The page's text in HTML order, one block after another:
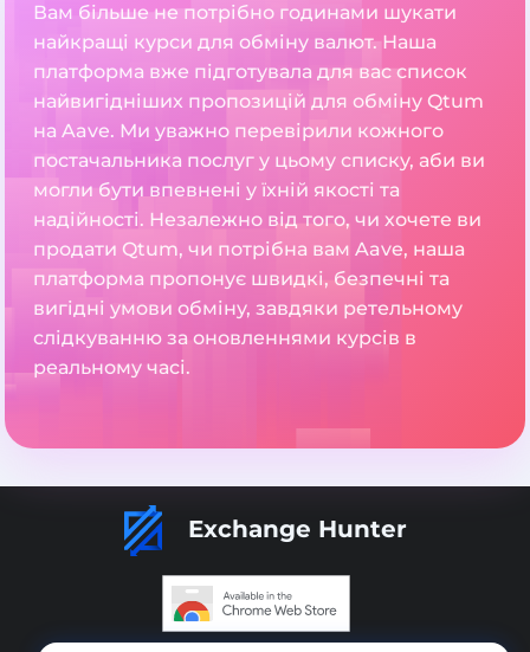
Вам більше не потрібно годинами шукати
найкращі курси для обміну валют. Наша
платформа вже підготувала для вас список
найвигідніших пропозицій для обміну Qtum
на Aave. Ми уважно перевірили кожного
постачальника послуг у цьому списку, аби ви
могли бути впевнені у їхній якості та
надійності. Незалежно від того, чи хочете ви
продати Qtum, чи потрібна вам Aave, наша
платформа пропонує швидкі, безпечні та
вигідні умови обміну, завдяки ретельному
слідкуванню за оновленнями курсів в
реальному часі.
Exchange Hunter